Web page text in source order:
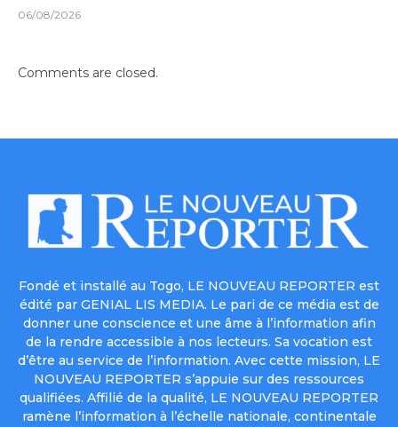
06/08/2026
Comments are closed.
Fondé et installé au Togo, LE NOUVEAU REPORTER est
édité par GENIAL LIS MEDIA. Le pari de ce média est de
donner une conscience et une âme à l’information afin
de la rendre accessible à nos lecteurs. Sa vocation est
d’être au service de l’information. Avec cette mission, LE
NOUVEAU REPORTER s’appuie sur des ressources
qualifiées. Affilié de la qualité, LE NOUVEAU REPORTER
ramène l’information à l’échelle nationale, continentale